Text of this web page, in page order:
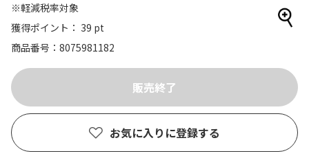
※軽減税率対象
獲得ポイント： 39 pt
商品番号
8075981182
お気に入りに登録する